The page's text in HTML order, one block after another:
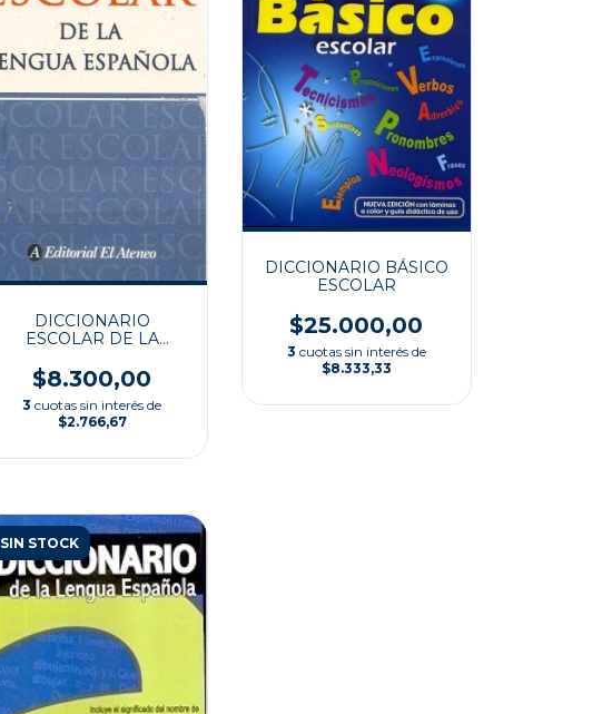
DICCIONARIO
ESCOLAR DE LA
$8.300,00
3 cuotas sin interés de
$2.766,67
DICCIONARIO BÁSICO
ESCOLAR
$25.000,00
3 cuotas sin interés de
$8.333,33
SIN STOCK